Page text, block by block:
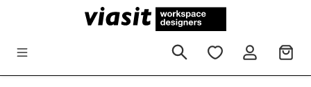
Zum Hauptinhalt springen